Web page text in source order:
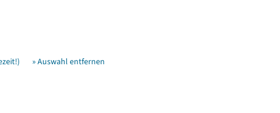
» Auswahl entfernen